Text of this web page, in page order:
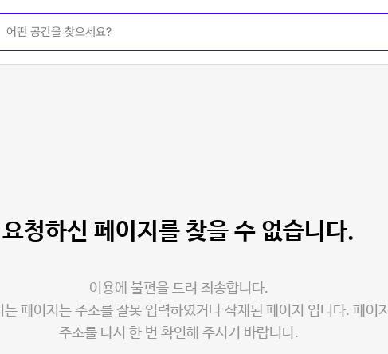
요청하신 페이지를 찾을 수 없습니다.
이용에 불편을 드려 죄송합니다.
는 페이지는 주소를 잘못 입력하였거나 삭제된 페이지 입니다. 페이지
주소를 다시 한 번 확인해 주시기 바랍니다.